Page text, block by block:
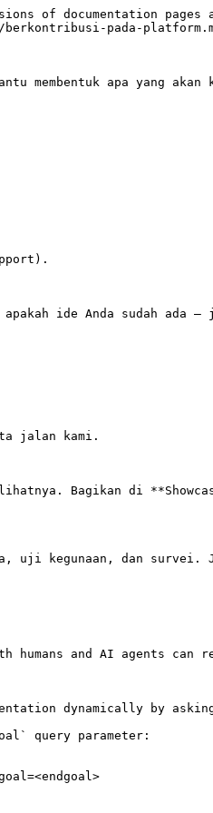
of documentation pages
pada-
membentuk apa yang
ide Anda sudah ada
jalan kami.
Bagikan di
uji kegunaan, dan survei.
and AI agents can
dynamically by
query parameter: